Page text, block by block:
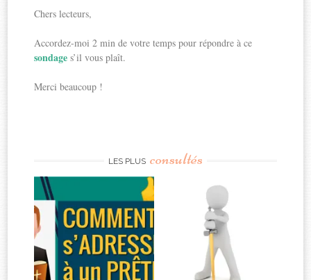
Chers lecteurs,
Accordez-moi 2 min de votre temps pour répondre à ce
sondages’il vous plaît.
Merci beaucoup !
LES PLUS consultés